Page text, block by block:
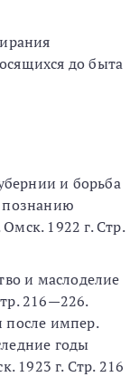
до быта
и борьба
познанию
1922 г. Стр.
и маслоделие
216—226.
после импер.
годы
1923 г. Стр. 216